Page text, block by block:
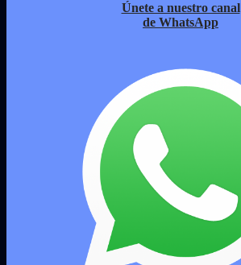
Únete a nuestro canal
de WhatsApp